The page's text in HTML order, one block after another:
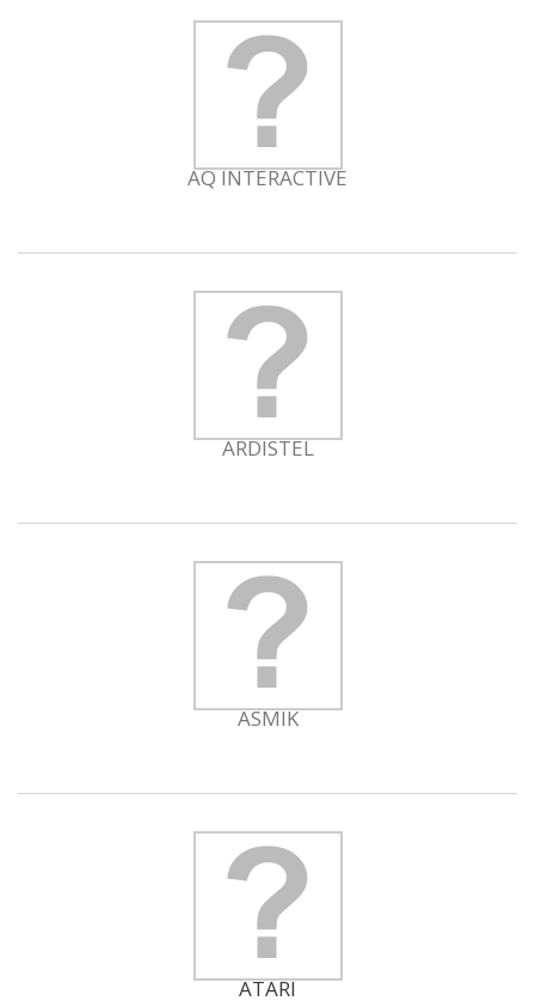
AQ INTERACTIVE
ARDISTEL
ASMIK
ATARI